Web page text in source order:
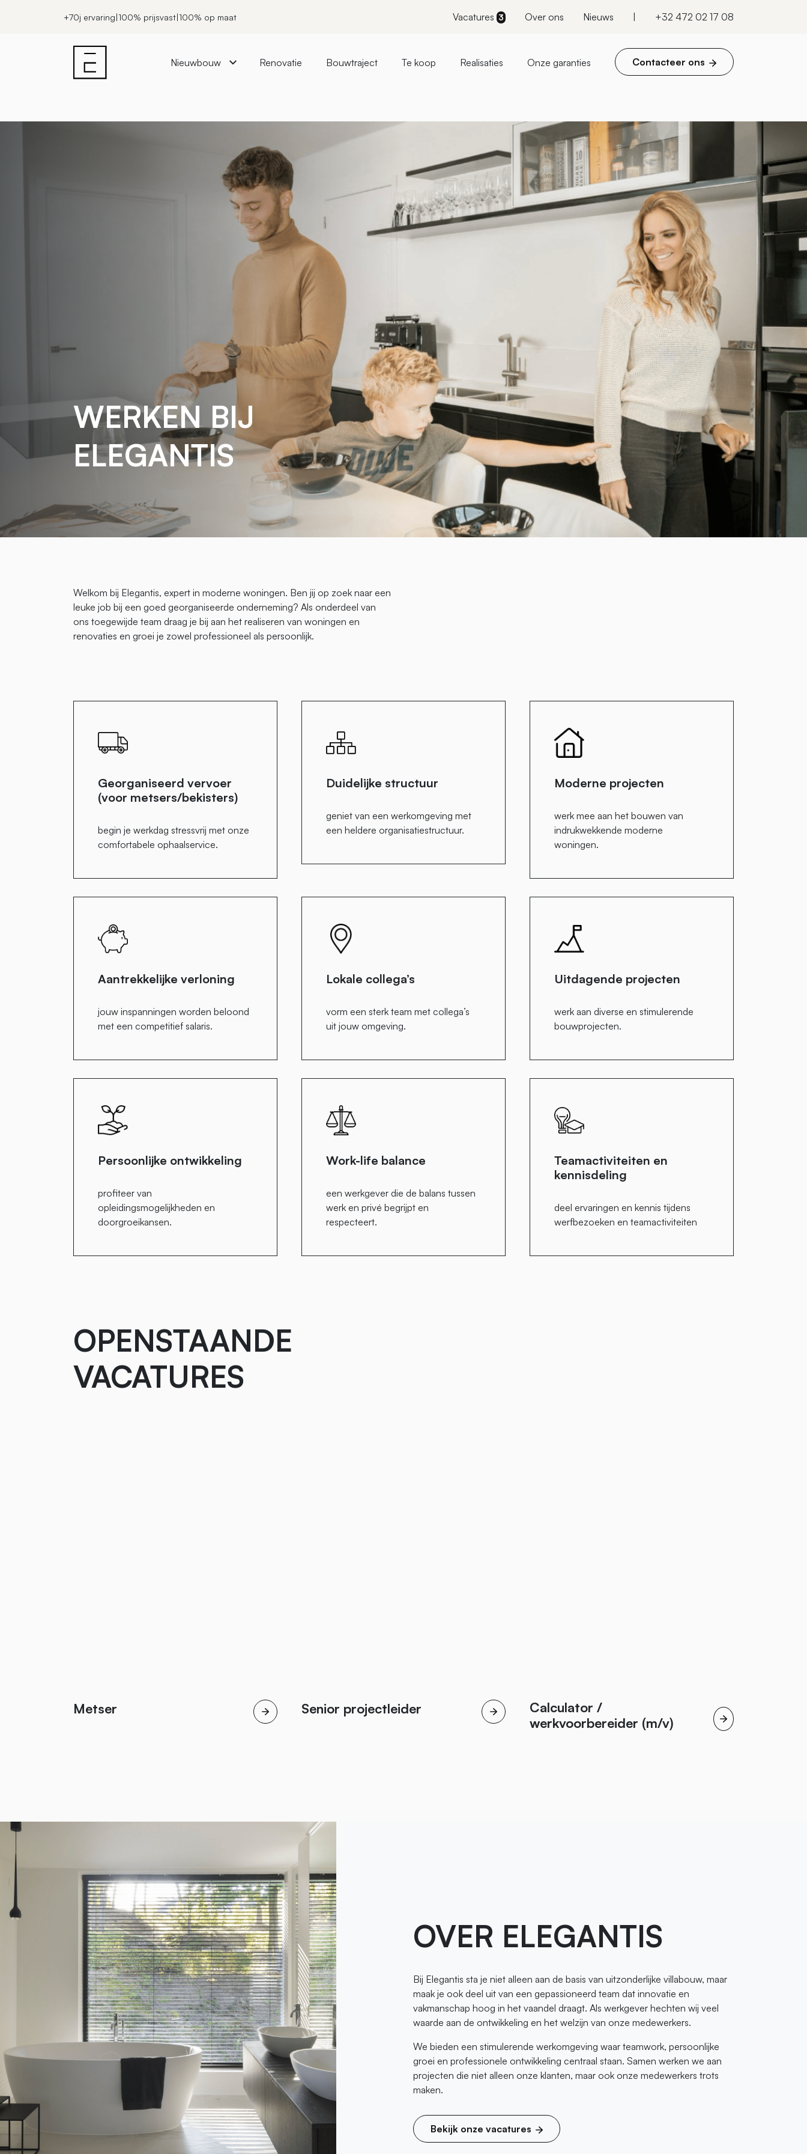
+70j ervaring|100% prijsvast|100% op maat Vacatures 3 Over ons Nieuws +32 472 02 17 08
Nieuwbouw Renovatie Bouwtraject Te koop Realisaties Onze garanties Contacteer ons
WERKEN BIJ
ELEGANTIS
Welkom bij Elegantis, expert in moderne woningen. Ben jij op zoek naar een
leuke job bij een goed georganiseerde onderneming? Als onderdeel van
ons toegewijde team draag je bij aan het realiseren van woningen en
renovaties en groei je zowel professioneel als persoonlijk.
Georganiseerd vervoer
(voor metsers/bekisters)
begin je werkdag stressvrij met onze
comfortabele ophaalservice.
Duidelijke structuur
geniet van een werkomgeving met
een heldere organisatiestructuur.
Moderne projecten
werk mee aan het bouwen van
indrukwekkende moderne
woningen.
Aantrekkelijke verloning
jouw inspanningen worden beloond
met een competitief salaris.
Lokale collega’s
vorm een sterk team met collega’s
uit jouw omgeving.
Uitdagende projecten
werk aan diverse en stimulerende
bouwprojecten.
Persoonlijke ontwikkeling
profiteer van
opleidingsmogelijkheden en
doorgroeikansen.
Work-life balance
een werkgever die de balans tussen
werk en privé begrijpt en
respecteert.
Teamactiviteiten en
kennisdeling
deel ervaringen en kennis tijdens
werfbezoeken en teamactiviteiten
OPENSTAANDE
VACATURES
Metser Senior projectleider
Calculator /
werkvoorbereider (m/v)
OVER ELEGANTIS
Bij Elegantis sta je niet alleen aan de basis van uitzonderlijke villabouw, maar
maak je ook deel uit van een gepassioneerd team dat innovatie en
vakmanschap hoog in het vaandel draagt. Als werkgever hechten wij veel
waarde aan de ontwikkeling en het welzijn van onze medewerkers.
We bieden een stimulerende werkomgeving waar teamwork, persoonlijke
groei en professionele ontwikkeling centraal staan. Samen werken we aan
projecten die niet alleen onze klanten, maar ook onze medewerkers trots
maken.
Bekijk onze vacatures